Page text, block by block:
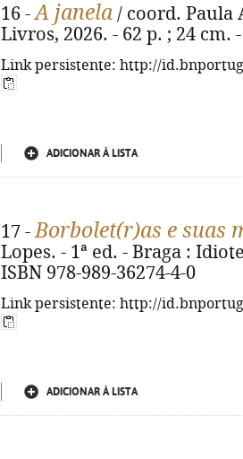
16 -A janela / coord. Paula
Livros, 2026. - 62 p. ; 24 cm.
Link persistente: http://
ADICIONAR À LISTA
17 -Borbolet(r)as e suas
Lopes. - 1ª ed. - Braga :
ISBN 978-989-36274-4-0
Link persistente: http://
ADICIONAR À LISTA